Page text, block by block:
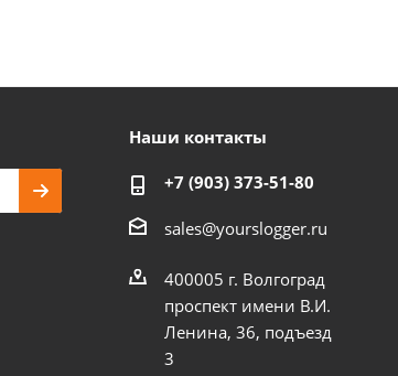
Наши контакты
+7 (903) 373-51-80
sales@yourslogger.ru
400005 г. Волгоград
проспект имени В.И.
Ленина, 36, подъезд
3